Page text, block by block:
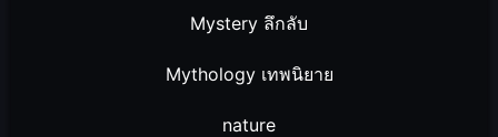
Mystery ลึกลับ
Mythology เทพนิยาย
nature